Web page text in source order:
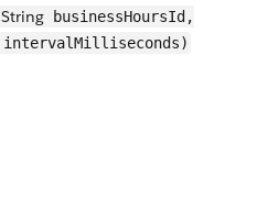
String businessHoursId,
intervalMilliseconds)